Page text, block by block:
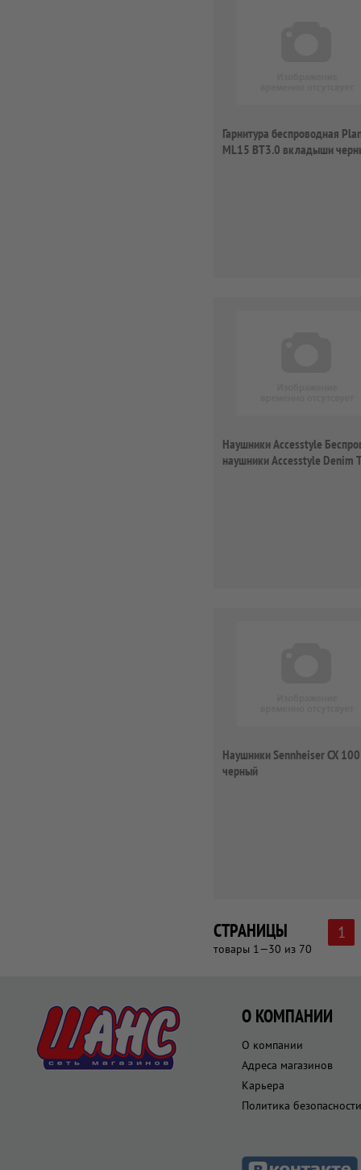
Гарнитура беспроводная
ML15 BT3.0 вкладыши
Наушники Accesstyle
наушники Accesstyle Denim
Наушники Sennheiser CX 100
черный
СТРАНИЦЫ
товары 1—30 из 70
1
О КОМПАНИИ
О компании
Адреса магазинов
Карьера
Политика безопасности